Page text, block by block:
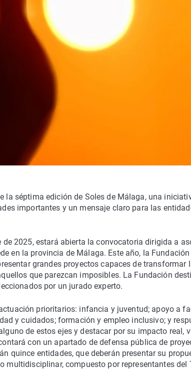
la séptima edición de Soles de Málaga, una
importantes y un mensaje claro para las
2025, estará abierta la convocatoria dirigida a
en la provincia de Málaga. Este año, la
grandes proyectos capaces de transformar
que parezcan imposibles. La Fundación
por un jurado experto.
prioritarios: infancia y juventud; apoyo a
y cuidados; formación y empleo inclusivo; y
de estos ejes y destacar por su impacto real,
con un apartado de defensa pública de
quince entidades, que deberán presentar su
compuesto por representantes del